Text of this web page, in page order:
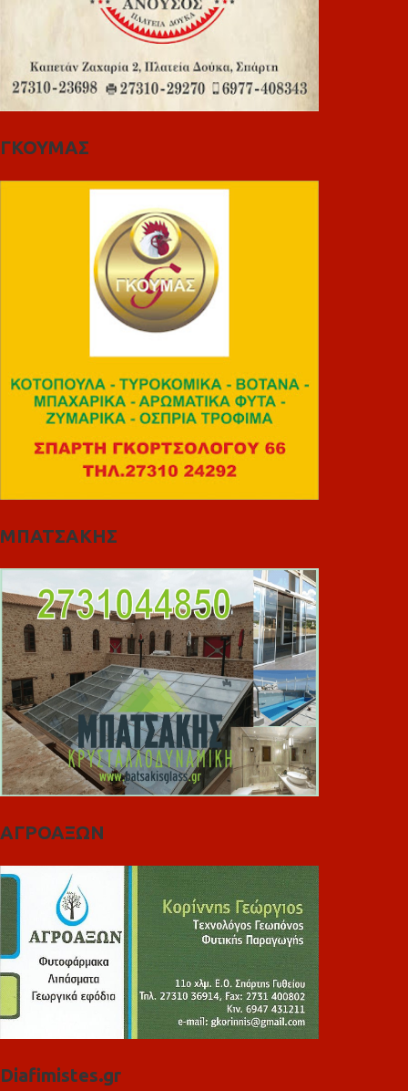
ΓΚΟΥΜΑΣ
ΜΠΑΤΣΑΚΗΣ
ΑΓΡΟΑΞΩΝ
Diafimistes.gr